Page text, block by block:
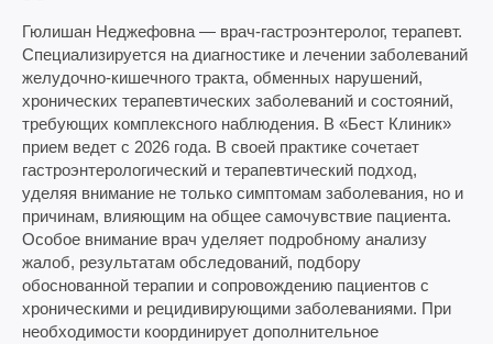
Гюлишан Неджефовна — врач-гастроэнтеролог, терапевт.
Специализируется на диагностике и лечении заболеваний
желудочно-кишечного тракта, обменных нарушений,
хронических терапевтических заболеваний и состояний,
требующих комплексного наблюдения. В «Бест Клиник»
прием ведет с 2026 года. В своей практике сочетает
гастроэнтерологический и терапевтический подход,
уделяя внимание не только симптомам заболевания, но и
причинам, влияющим на общее самочувствие пациента.
Особое внимание врач уделяет подробному анализу
жалоб, результатам обследований, подбору
обоснованной терапии и сопровождению пациентов с
хроническими и рецидивирующими заболеваниями. При
необходимости координирует дополнительное